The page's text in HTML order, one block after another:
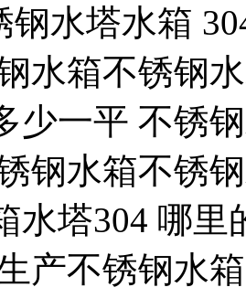
钢水塔水箱
水箱不锈钢
少一平 不锈
钢水箱不锈
水塔304 哪
产不锈钢水